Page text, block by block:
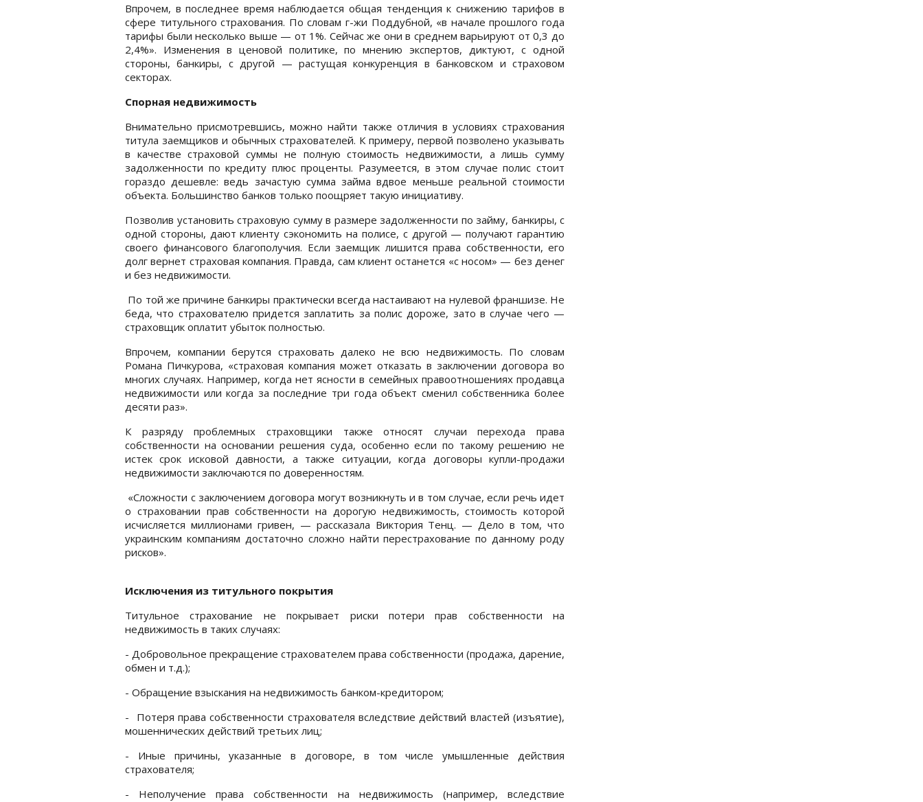
Впрочем, в последнее время наблюдается общая тенденция к снижению тарифов в
сфере титульного страхования. По словам г-жи Поддубной, «в начале прошлого года
тарифы были несколько выше — от 1%. Сейчас же они в среднем варьируют от 0,3 до
2,4%». Изменения в ценовой политике, по мнению экспертов, диктуют, с одной
стороны, банкиры, с другой — растущая конкуренция в банковском и страховом
секторах.
Спорная недвижимость
Внимательно присмотревшись, можно найти также отличия в условиях страхования
титула заемщиков и обычных страхователей. К примеру, первой позволено указывать
в качестве страховой суммы не полную стоимость недвижимости, а лишь сумму
задолженности по кредиту плюс проценты. Разумеется, в этом случае полис стоит
гораздо дешевле: ведь зачастую сумма займа вдвое меньше реальной стоимости
объекта. Большинство банков только поощряет такую инициативу.
Позволив установить страховую сумму в размере задолженности по займу, банкиры, с
одной стороны, дают клиенту сэкономить на полисе, с другой — получают гарантию
своего финансового благополучия. Если заемщик лишится права собственности, его
долг вернет страховая компания. Правда, сам клиент останется «с носом» — без денег
и без недвижимости.
По той же причине банкиры практически всегда настаивают на нулевой франшизе. Не
беда, что страхователю придется заплатить за полис дороже, зато в случае чего —
страховщик оплатит убыток полностью.
Впрочем, компании берутся страховать далеко не всю недвижимость. По словам
Романа Пичкурова, «страховая компания может отказать в заключении договора во
многих случаях. Например, когда нет ясности в семейных правоотношениях продавца
недвижимости или когда за последние три года объект сменил собственника более
десяти раз».
К разряду проблемных страховщики также относят случаи перехода права
собственности на основании решения суда, особенно если по такому решению не
истек срок исковой давности, а также ситуации, когда договоры купли-продажи
недвижимости заключаются по доверенностям.
«Сложности с заключением договора могут возникнуть и в том случае, если речь идет
о страховании прав собственности на дорогую недвижимость, стоимость которой
исчисляется миллионами гривен, — рассказала Виктория Тенц. — Дело в том, что
украинским компаниям достаточно сложно найти перестрахование по данному роду
рисков».
Исключения из титульного покрытия
Титульное страхование не покрывает риски потери прав собственности на
недвижимость в таких случаях:
- Добровольное прекращение страхователем права собственности (продажа, дарение,
обмен и т.д.);
- Обращение взыскания на недвижимость банком-кредитором;
- Потеря права собственности страхователя вследствие действий властей (изъятие),
мошеннических действий третьих лиц;
- Иные причины, указанные в договоре, в том числе умышленные действия
страхователя;
- Неполучение права собственности на недвижимость (например, вследствие